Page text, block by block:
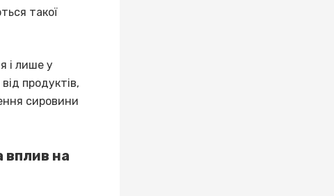
такої
і лише у
продуктів,
сировини
вплив на